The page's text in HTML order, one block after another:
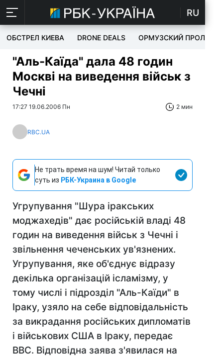
RU
ОБСТРЕЛ КИЕВА DRONE DEALS ОРМУЗСКИЙ ПРОЛИВ
"Аль-Каїда" дала 48 годин
Москві на виведення військ з
Чечні
17:27 19.06.2006 Пн 2 мин
RBC.UA
Не трать время на шум! Читай только
суть из РБК-Украина в Google
Угрупування "Шура іракських
моджахедів" дає російській владі 48
годин на виведення військ з Чечні і
звільнення чеченських ув'язнених.
Угрупування, яке об'єднує відразу
декілька організацій ісламізму, у
тому числі і підрозділ "Аль-Каїди" в
Іраку, узяло на себе відповідальність
за викрадання російських дипломатів
і військових США в Іраку, передає
ВВС. Відповідна заява з'явилася на